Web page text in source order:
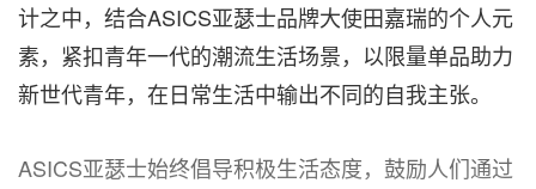
计之中，结合ASICS亚瑟士品牌大使田嘉瑞的个人元
素，紧扣青年一代的潮流生活场景，以限量单品助力
新世代青年，在日常生活中输出不同的自我主张。
ASICS亚瑟士始终倡导积极生活态度，鼓励人们通过